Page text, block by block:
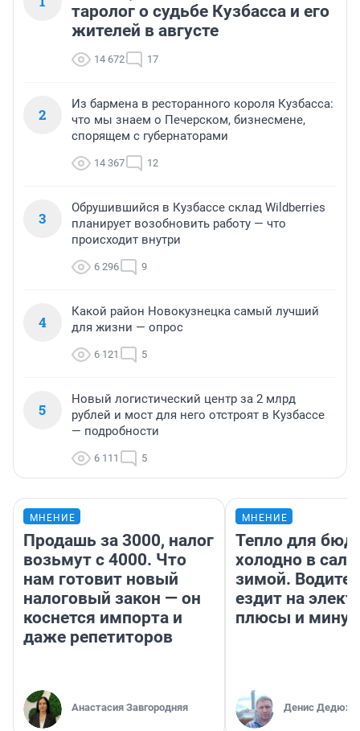
таролог о судьбе Кузбасса и его
жителей в августе
14 672 17
2
Из бармена в ресторанного короля Кузбасса:
что мы знаем о Печерском, бизнесмене,
спорящем с губернаторами
14 367 12
3
Обрушившийся в Кузбассе склад Wildberries
планирует возобновить работу — что
происходит внутри
6 296 9
4
Какой район Новокузнецка самый лучший
для жизни — опрос
6 121 5
5
Новый логистический центр за 2 млрд
рублей и мост для него отстроят в Кузбассе
— подробности
6 111 5
МНЕНИЕ
Продашь за 3000, налог
возьмут с 4000. Что
нам готовит новый
налоговый закон — он
коснется импорта и
даже репетиторов
Анастасия Завгородняя
МНЕНИЕ
Тепло для
холодно в
зимой.
ездит на
плюсы и
Денис